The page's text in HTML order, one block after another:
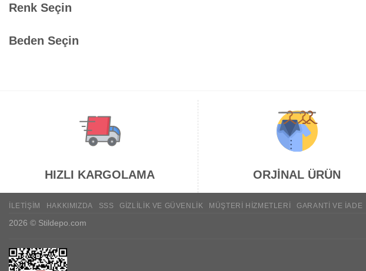
Renk Seçin
Beden Seçin
HIZLI KARGOLAMA ORJİNAL ÜRÜN
İLETIŞIM HAKKIMIZDA SSS GIZLILIK VE GÜVENLIK MÜŞTERI HIZMETLERI GARANTI VE İADE
2026 © Stildepo.com